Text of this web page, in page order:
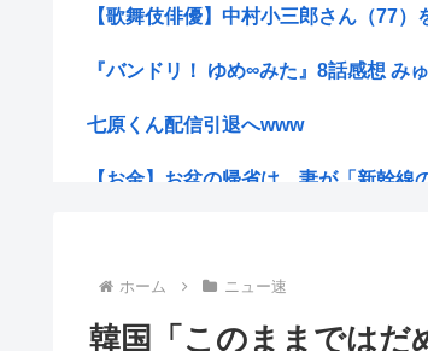
【歌舞伎俳優】中村小三郎さん（77
『バンドリ！ ゆめ∞みた』8話感想 み
七原くん配信引退へwww
【お金】お盆の帰省は、妻が「新幹線
【財務省】エース級の財務官僚が異例
【三重県警】小学校講師の男を逮捕
ホーム ニュー速
韓国「このままでは